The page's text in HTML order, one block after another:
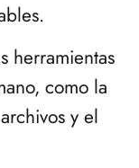
herramientas
como la
y el